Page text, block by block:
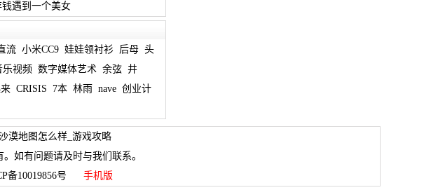
遇到一个美女
流 小米CC9 娃娃领衬衫 后母 头
乐视频 数字媒体艺术 余弦 井
CRISIS 7本 林雨 nave 创业计
漠地图怎么样_游戏攻略
如有问题请及时与我们联系。
备10019856号 手机版